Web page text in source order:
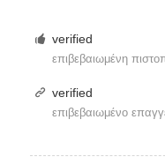
verified
επιβεβαιωμένη
verified
επιβεβαιωμένο